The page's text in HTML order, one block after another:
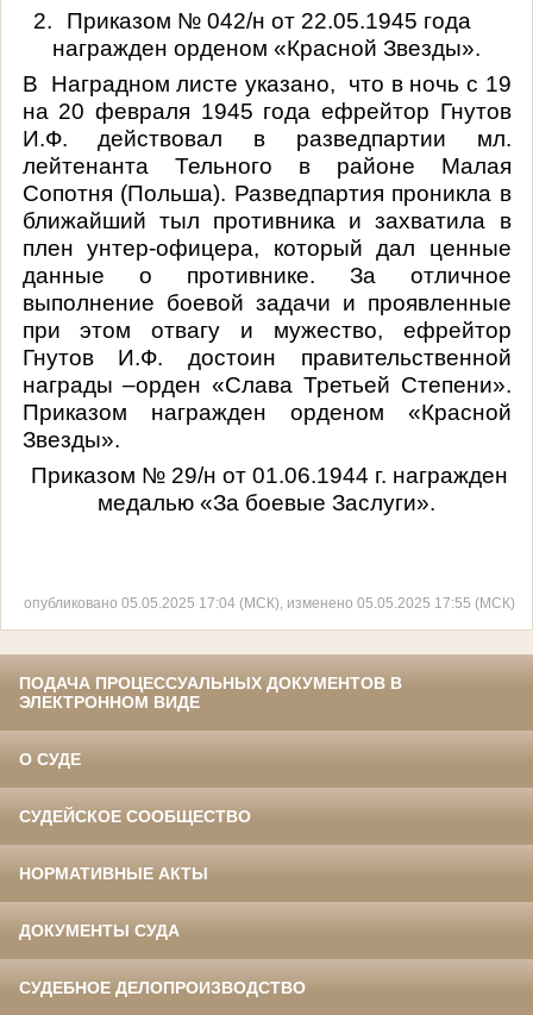
2.
Приказом № 042/н от 22.05.1945 года
награжден орденом «Красной Звезды».
В Наградном листе указано, что в ночь с 19
на 20 февраля 1945 года ефрейтор Гнутов
И.Ф. действовал в разведпартии мл.
лейтенанта Тельного в районе Малая
Сопотня (Польша). Разведпартия проникла в
ближайший тыл противника и захватила в
плен унтер-офицера, который дал ценные
данные о противнике. За отличное
выполнение боевой задачи и проявленные
при этом отвагу и мужество, ефрейтор
Гнутов И.Ф. достоин правительственной
награды –орден «Слава Третьей Степени».
Приказом награжден орденом «Красной
Звезды».
Приказом № 29/н от 01.06.1944 г. награжден
медалью «За боевые Заслуги».
опубликовано 05.05.2025 17:04 (МСК), изменено 05.05.2025 17:55 (МСК)
ПОДАЧА ПРОЦЕССУАЛЬНЫХ ДОКУМЕНТОВ В
ЭЛЕКТРОННОМ ВИДЕ
О СУДЕ
СУДЕЙСКОЕ СООБЩЕСТВО
НОРМАТИВНЫЕ АКТЫ
ДОКУМЕНТЫ СУДА
СУДЕБНОЕ ДЕЛОПРОИЗВОДСТВО